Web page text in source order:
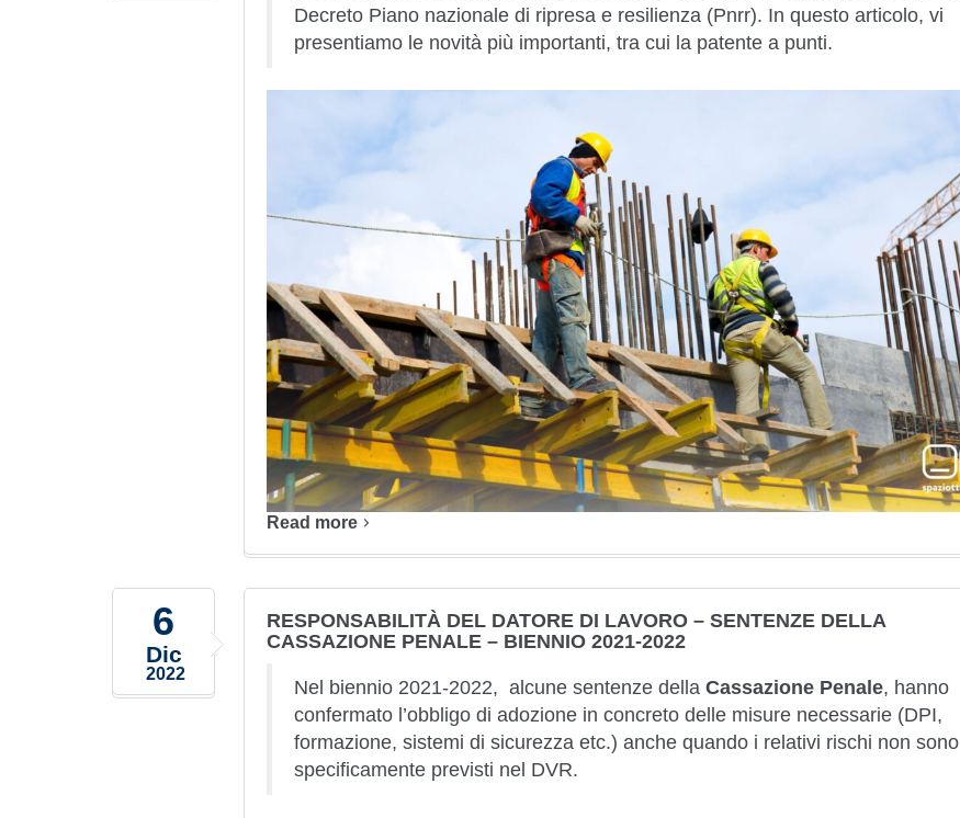
Decreto Piano nazionale di ripresa e resilienza (Pnrr). In questo articolo, vi
presentiamo le novità più importanti, tra cui la patente a punti.
Read more
6
Dic
2022
RESPONSABILITÀ DEL DATORE DI LAVORO – SENTENZE DELLA
CASSAZIONE PENALE – BIENNIO 2021-2022
Nel biennio 2021-2022, alcune sentenze della Cassazione Penale, hanno
confermato l’obbligo di adozione in concreto delle misure necessarie (DPI,
formazione, sistemi di sicurezza etc.) anche quando i relativi rischi non sono
specificamente previsti nel DVR.